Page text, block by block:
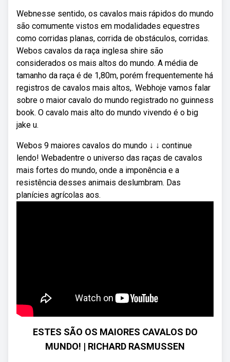
Webnesse sentido, os cavalos mais rápidos do mundo
são comumente vistos em modalidades equestres
como corridas planas, corrida de obstáculos, corridas.
Webos cavalos da raça inglesa shire são
considerados os mais altos do mundo. A média de
tamanho da raça é de 1,80m, porém frequentemente há
registros de cavalos mais altos,. Webhoje vamos falar
sobre o maior cavalo do mundo registrado no guinness
book. O cavalo mais alto do mundo vivendo é o big
jake u.
Webos 9 maiores cavalos do mundo ↓ ↓ continue
lendo! Webadentre o universo das raças de cavalos
mais fortes do mundo, onde a imponência e a
resistência desses animais deslumbram. Das
planícies agrícolas aos.
ESTES SÃO OS MAIORES CAVALOS DO
MUNDO! | RICHARD RASMUSSEN